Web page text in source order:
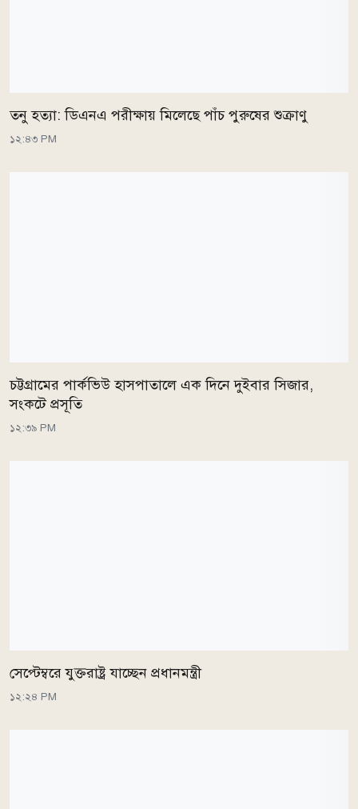
তনু হত্যা: ডিএনএ পরীক্ষায় মিলেছে পাঁচ পুরুষের শুক্রাণু
১২:৪৩ PM
চট্টগ্রামের পার্কভিউ হাসপাতালে এক দিনে দুইবার সিজার,
সংকটে প্রসূতি
১২:৩৯ PM
সেপ্টেম্বরে যুক্তরাষ্ট্র যাচ্ছেন প্রধানমন্ত্রী
১২:২৪ PM